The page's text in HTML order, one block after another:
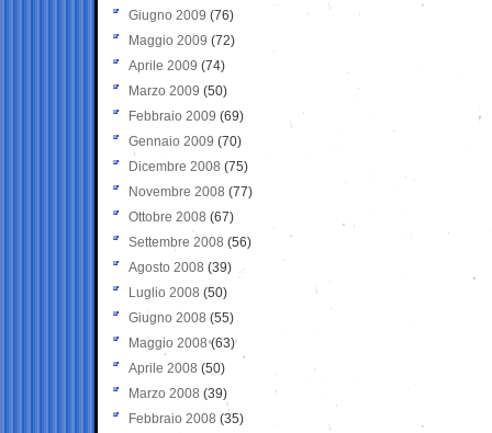
Giugno 2009 (76)
Maggio 2009 (72)
Aprile 2009 (74)
Marzo 2009 (50)
Febbraio 2009 (69)
Gennaio 2009 (70)
Dicembre 2008 (75)
Novembre 2008 (77)
Ottobre 2008 (67)
Settembre 2008 (56)
Agosto 2008 (39)
Luglio 2008 (50)
Giugno 2008 (55)
Maggio 2008(63)
Aprile 2008 (50)
Marzo 2008 (39)
Febbraio 2008 (35)